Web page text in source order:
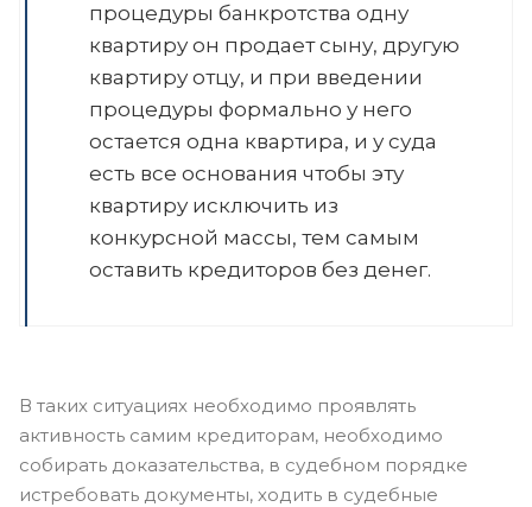
процедуры банкротства одну
квартиру он продает сыну, другую
квартиру отцу, и при введении
процедуры формально у него
остается одна квартира, и у суда
есть все основания чтобы эту
квартиру исключить из
конкурсной массы, тем самым
оставить кредиторов без денег.
В таких ситуациях необходимо проявлять
активность самим кредиторам, необходимо
собирать доказательства, в судебном порядке
истребовать документы, ходить в судебные